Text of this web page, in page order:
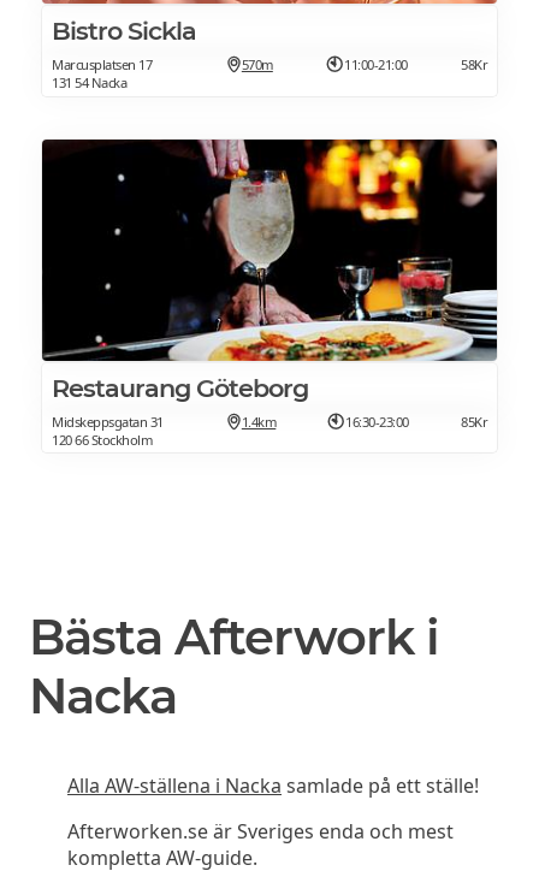
Bistro Sickla
Marcusplatsen 17
131 54 Nacka
570m 11:00-21:00 58Kr
Restaurang Göteborg
Midskeppsgatan 31
120 66 Stockholm
1.4km 16:30-23:00 85Kr
Bästa Afterwork i
Nacka
Alla AW-ställena i Nacka samlade på ett ställe!
Afterworken.se är Sveriges enda och mest
kompletta AW-guide.